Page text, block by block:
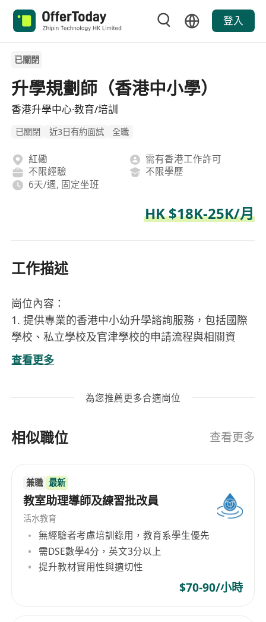
登入
已關閉
升學規劃師（香港中小學）
香港升學中心·教育/培訓
已關閉 近3日有約面試 全職
紅磡
需有香港工作許可
不限經驗
不限學歷
6天/週, 固定坐班
HK $18K-25K/月
工作描述
崗位內容：
1. 提供專業的香港中小幼升學諮詢服務，包括國際
學校、私立學校及官津學校的申請流程與相關資
訊。
2. 負責接待各類客戶，建立並維護良好的客戶關
3. 對意向客戶進行持續跟進，根據客户需求提供個
4. 按照公司標準邀約客戶到訪，累積潛在客戶資
他工作事項，包括部分文案撰寫任務。
工作要求：
1. 本科及以上學歷，具備從事香港中小幼升學相關
工作的經驗者優先考慮。
2. 熟悉香港教育體系及各類學校的升學情況，對升
查看更多
為您推薦更多合適崗位
相似職位 查看更多
兼職 最新
教室助理導師及練習批改員
活水教育
無經驗者考慮培訓錄用，教育系學生優先
需DSE數學4分，英文3分以上
提升教材實用性與適切性
$70-90/小時